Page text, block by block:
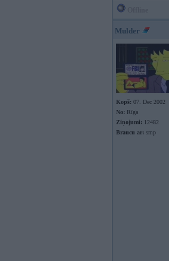
Mulder
Kopš: 07. Dec 2002
No: Rīga
Ziņojumi: 12482
Braucu ar: smp